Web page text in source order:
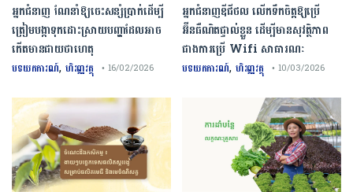
អ្នកជំនាញឌីជីថល លើកទឹកចិត្តឱ្យប្រើ
អ៊ីនធឺណិតផ្ទាល់ខ្លួន ដើម្បីមានសុវត្ថិភាព
ជាងការប្រើ Wifi​ សាធារណៈ
បទយកការណ៍, ហិរញ្ញវត្ថុ • 10/03/2026
អ្នកជំនាញ ណែនាំឱ្យចេះសន្សំប្រាក់ដើម្បី
ត្រៀមបង្កាទុកដោះស្រាយបញ្ហាដែលអាច
កើតមានជាយថាហេតុ
បទយកការណ៍, ហិរញ្ញវត្ថុ • 16/02/2026